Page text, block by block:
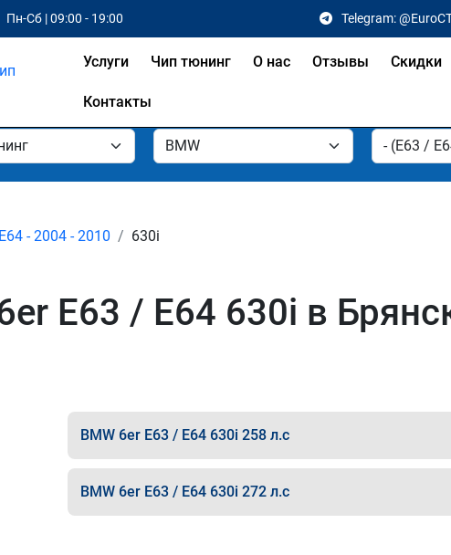
Пн-Сб | 09:00 - 19:00 Telegram:
Услуги Чип тюнинг О нас Отзывы Скидки
Контакты
- 2004 - 2010 630i
E63 / E64 630i в
BMW 6er E63 / E64 630i 258 л.с
BMW 6er E63 / E64 630i 272 л.с